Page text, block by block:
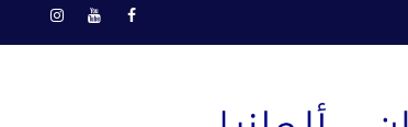
فيسبوكيوتيوب